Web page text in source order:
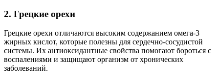
2. Грецкие орехи
Грецкие орехи отличаются высоким содержанием омега-3
жирных кислот, которые полезны для сердечно-сосудистой
системы. Их антиоксидантные свойства помогают бороться с
воспалениями и защищают организм от хронических
заболеваний.